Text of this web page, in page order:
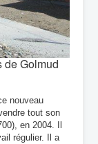
de Golmud
nouveau
tout son
en 2004. Il
régulier. Il a